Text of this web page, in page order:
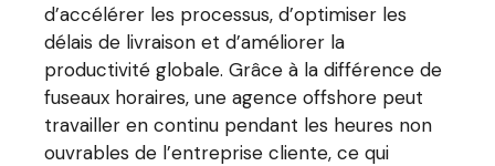
d’accélérer les processus, d’optimiser les
délais de livraison et d’améliorer la
productivité globale. Grâce à la différence de
fuseaux horaires, une agence offshore peut
travailler en continu pendant les heures non
ouvrables de l’entreprise cliente, ce qui